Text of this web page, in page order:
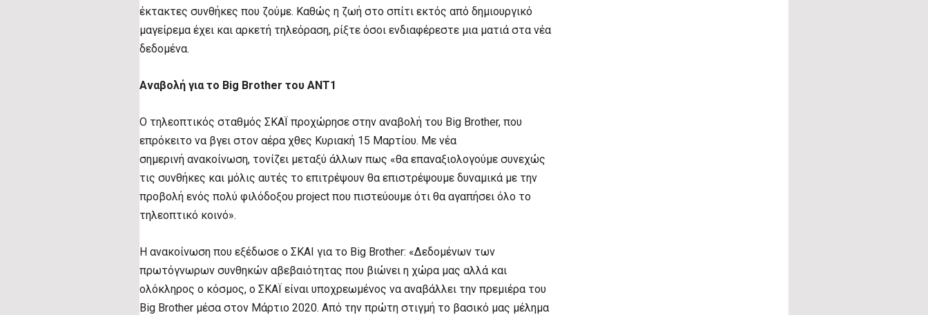
έκτακτες συνθήκες που ζούμε. Καθώς η ζωή στο σπίτι εκτός από δημιουργικό
μαγείρεμα έχει και αρκετή τηλεόραση, ρίξτε όσοι ενδιαφέρεστε μια ματιά στα νέα
δεδομένα.
Αναβολή για το Big Brother του ΑΝΤ1
Ο τηλεοπτικός σταθμός ΣΚΑΪ προχώρησε στην αναβολή του Big Brother, που
επρόκειτο να βγει στον αέρα χθες Κυριακή 15 Μαρτίου. Με νέα
σημερινή ανακοίνωση, τονίζει μεταξύ άλλων πως «θα επαναξιολογούμε συνεχώς
τις συνθήκες και μόλις αυτές το επιτρέψουν θα επιστρέψουμε δυναμικά με την
προβολή ενός πολύ φιλόδοξου project που πιστεύουμε ότι θα αγαπήσει όλο το
τηλεοπτικό κοινό».
Η ανακοίνωση που εξέδωσε ο ΣΚΑΙ για το Big Brother: «Δεδομένων των
πρωτόγνωρων συνθηκών αβεβαιότητας που βιώνει η χώρα μας αλλά και
ολόκληρος ο κόσμος, ο ΣΚΑΪ είναι υποχρεωμένος να αναβάλλει την πρεμιέρα του
Big Brother μέσα στον Μάρτιο 2020. Από την πρώτη στιγμή το βασικό μας μέλημα